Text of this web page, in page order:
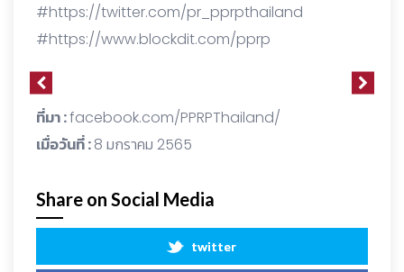
#https://twitter.com/pr_pprpthailand
#https://www.blockdit.com/pprp
ที่มา :facebook.com/PPRPThailand/
เมื่อวันที่ :8 มกราคม 2565
Share on Social Media
twitter